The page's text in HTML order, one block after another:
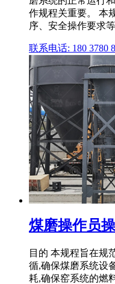
作规程关重要。 本
序、安全操作要求
联系电话: 180 3780
煤磨操作员
目的 本规程旨在规
循,确保煤磨系统设
耗,确保窑系统的燃